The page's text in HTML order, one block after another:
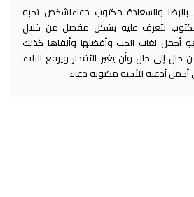
والسعادة مكتوب دعاءلشخص تحبه
مكتوب نتعرف عليه بشكل مفصل من خلال
أجمل لغات الحب وأفضلها وأنقاها كذلك
إلى حال وأن يغير الأقدار ويرفع البلاء
أدعية للأحبة مكتوبة دعاء